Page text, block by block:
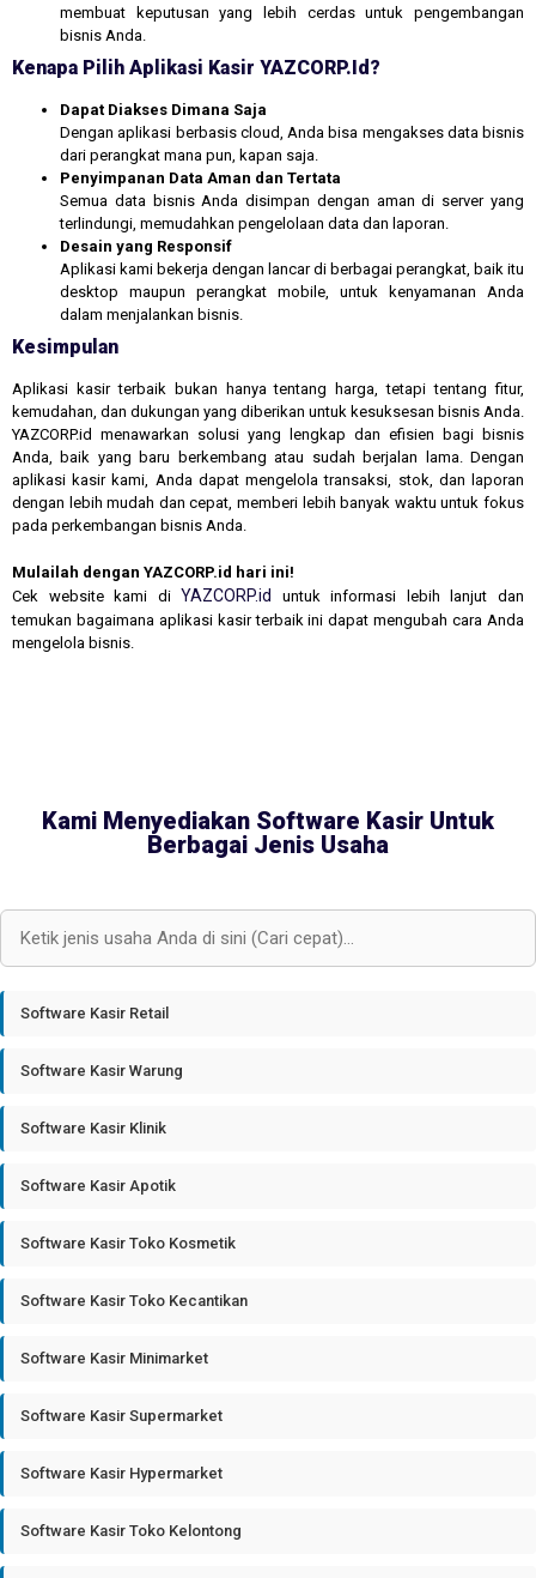
membuat keputusan yang lebih cerdas untuk pengembangan
bisnis Anda.
Kenapa Pilih Aplikasi Kasir YAZCORP.id?
Dapat Diakses Dimana Saja
Dengan aplikasi berbasis cloud, Anda bisa mengakses data bisnis
dari perangkat mana pun, kapan saja.
Penyimpanan Data Aman dan Tertata
Semua data bisnis Anda disimpan dengan aman di server yang
terlindungi, memudahkan pengelolaan data dan laporan.
Desain yang Responsif
Aplikasi kami bekerja dengan lancar di berbagai perangkat, baik itu
desktop maupun perangkat mobile, untuk kenyamanan Anda
dalam menjalankan bisnis.
Kesimpulan
Aplikasi kasir terbaik bukan hanya tentang harga, tetapi tentang fitur,
kemudahan, dan dukungan yang diberikan untuk kesuksesan bisnis Anda.
YAZCORP.id menawarkan solusi yang lengkap dan efisien bagi bisnis
Anda, baik yang baru berkembang atau sudah berjalan lama. Dengan
aplikasi kasir kami, Anda dapat mengelola transaksi, stok, dan laporan
dengan lebih mudah dan cepat, memberi lebih banyak waktu untuk fokus
pada perkembangan bisnis Anda.
Mulailah dengan YAZCORP.id hari ini!
Cek website kami di YAZCORP.id
untuk informasi lebih lanjut dan
temukan bagaimana aplikasi kasir terbaik ini dapat mengubah cara Anda
mengelola bisnis.
Kami Menyediakan Software Kasir Untuk
Berbagai Jenis Usaha
Software Kasir Retail
Software Kasir Warung
Software Kasir Klinik
Software Kasir Apotik
Software Kasir Toko Kosmetik
Software Kasir Toko Kecantikan
Software Kasir Minimarket
Software Kasir Supermarket
Software Kasir Hypermarket
Software Kasir Toko Kelontong